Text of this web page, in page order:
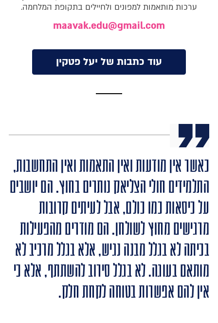
ערכות מותאמות למפונים ולחיילים בתקופת המלחמה.
maavak.edu@gmail.com
עוד כתבות של יעל פטקין
כאשר אין מודעות ואין התאמות ואין התחשבות,
התלמידים חולי הצליאק נותרים בחוץ. הם יושבים
על כיסאות כמו כולם, אבל לעיתים קרובות
מרגישים מחוץ לשולחן. הם מודרים מהפעילות
בכיתה לא בגלל מבנה נגיש, אלא בגלל מרכיב לא
מותאם בעוגה. לא בגלל סירוב להשתתף, אלא כי
אין להם אפשרות בטוחה לקחת חלק.